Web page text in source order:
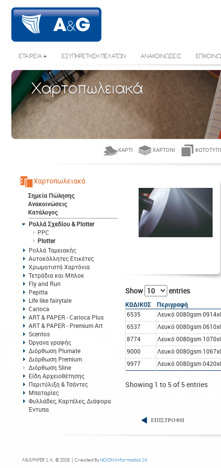
ΕΤΑΙΡΕΙΑ ΕΞΥΠΗΡΕΤΗΣΗ ΠΕΛΑΤΩΝ ΑΝΑΚΟΙΝΩΣΕΙΣ
Χαρτοπωλειακά
ΧΑΡΤΊ ΧΑΡΤΌΝΙ
Χαρτοπωλειακά
Σημεία Πώλησης
Ανακοινώσεις
Κατάλογος
Ρολλά Σχεδίου & Plotter
PPC
Plotter
Ρολλά Ταμειακής
Αυτοκόλλητες Ετικέτες
Χρωματιστά Χαρτόνια
Τετράδια και Μπλοκ
Fly and Run
Pepitta
Life like fairytale
Carioca
ART & PAPER - Carioca Plus
ART & PAPER - Premium Art
Scentos
Όργανα γραφής
Διόρθωση Plumate
Διόρθωση Premium
Διόρθωση Sline
Είδη Αρχειοθέτησης
Περιτύλιξη & Τσάντες
Μπαταρίες
Φυλλάδες, Καρτέλες, Διάφορα
Έντυπα
Show entries
ΚΩΔΙΚΟΣ
Περιγραφή
6535
Λευκό 0080gsm
6537
Λευκό 0080gsm
8774
Λευκό 0080gsm
9000
Λευκό 0080gsm
9977
Λευκό 0080gsm
Showing 1 to 5 of 5 entries
ΕΠΙΣΤΡΟΦΗ
A&G PAPER S.A. © 2025 | Created ByNOON Informatics SA